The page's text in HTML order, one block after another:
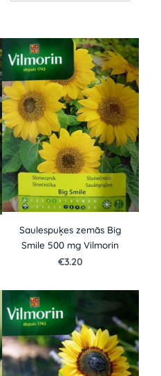
Saulespuķes zemās Big
Smile 500 mg Vilmorin
€3.20